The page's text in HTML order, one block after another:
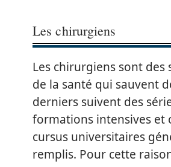
Les chirurgiens
Les chirurgiens sont des
de la santé qui sauvent
derniers suivent des
formations intensives et
cursus universitaires
remplis. Pour cette